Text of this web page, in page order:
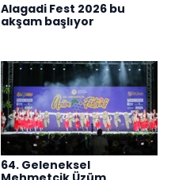
Alagadi Fest 2026 bu
akşam başlıyor
64. Geleneksel